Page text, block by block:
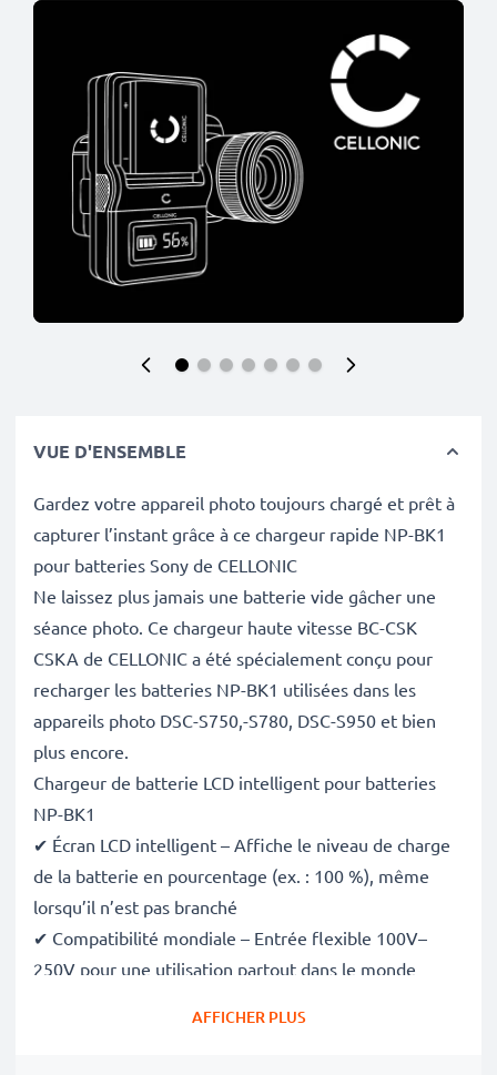
VUE D'ENSEMBLE
Gardez votre appareil photo toujours chargé et prêt à
capturer l’instant grâce à ce chargeur rapide NP-BK1
pour batteries Sony de CELLONIC
Ne laissez plus jamais une batterie vide gâcher une
séance photo. Ce chargeur haute vitesse BC-CSK
CSKA de CELLONIC a été spécialement conçu pour
recharger les batteries NP-BK1 utilisées dans les
appareils photo DSC-S750,-S780, DSC-S950 et bien
plus encore.
Chargeur de batterie LCD intelligent pour batteries
NP-BK1
✔ Écran LCD intelligent – Affiche le niveau de charge
de la batterie en pourcentage (ex. : 100 %), même
lorsqu’il n’est pas branché
✔ Compatibilité mondiale – Entrée flexible 100V–
250V pour une utilisation partout dans le monde
AFFICHER PLUS